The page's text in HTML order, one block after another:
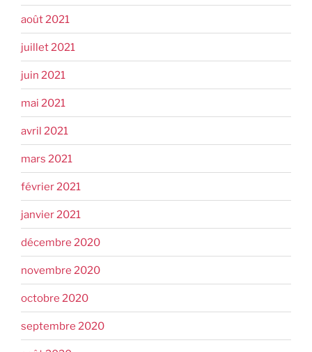
août 2021
juillet 2021
juin 2021
mai 2021
avril 2021
mars 2021
février 2021
janvier 2021
décembre 2020
novembre 2020
octobre 2020
septembre 2020